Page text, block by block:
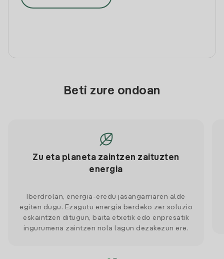
Beti zure ondoan
Zu eta planeta zaintzen zaituzten
energia
Iberdrolan, energia-eredu jasangarriaren alde
egiten dugu. Ezagutu energia berdeko zer soluzio
eskaintzen ditugun, baita etxetik edo enpresatik
ingurumena zaintzen nola lagun dezakezun ere.